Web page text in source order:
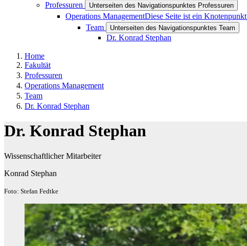
Professuren Unterseiten des Navigationspunktes Professuren
Operations ManagementDiese Seite ist ein Knotenpunkt
Team Unterseiten des Navigationspunktes Team
Dr. Konrad Stephan
Home
Fakultät
Professuren
Operations Management
Team
Dr. Konrad Stephan
Dr. Konrad Stephan
Wissenschaftlicher Mitarbeiter
Konrad Stephan
Foto: Stefan Fedtke